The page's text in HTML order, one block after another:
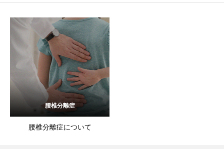
腰椎分離症
腰椎分離症について